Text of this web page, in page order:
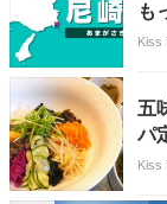
も
Kiss
五
パ
Kiss